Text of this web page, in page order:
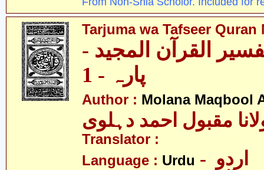
Tarjuma wa Tafseer Quran
القرآن المجید -
پارہ - 1
Author : Molana Maqbool
مقبول احمد دہلوی
Translator :
Language : Urdu